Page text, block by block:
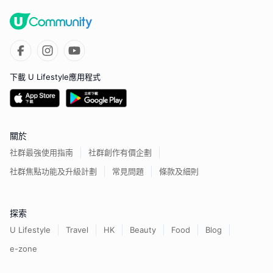
下載 U Lifestyle應用程式
關於
社群最強使用指南
社群創作有價企劃
社群焦點功能及升級計劃
常見問題 條款及細則
探索
U Lifestyle Travel HK Beauty Food
Blog
e-zone